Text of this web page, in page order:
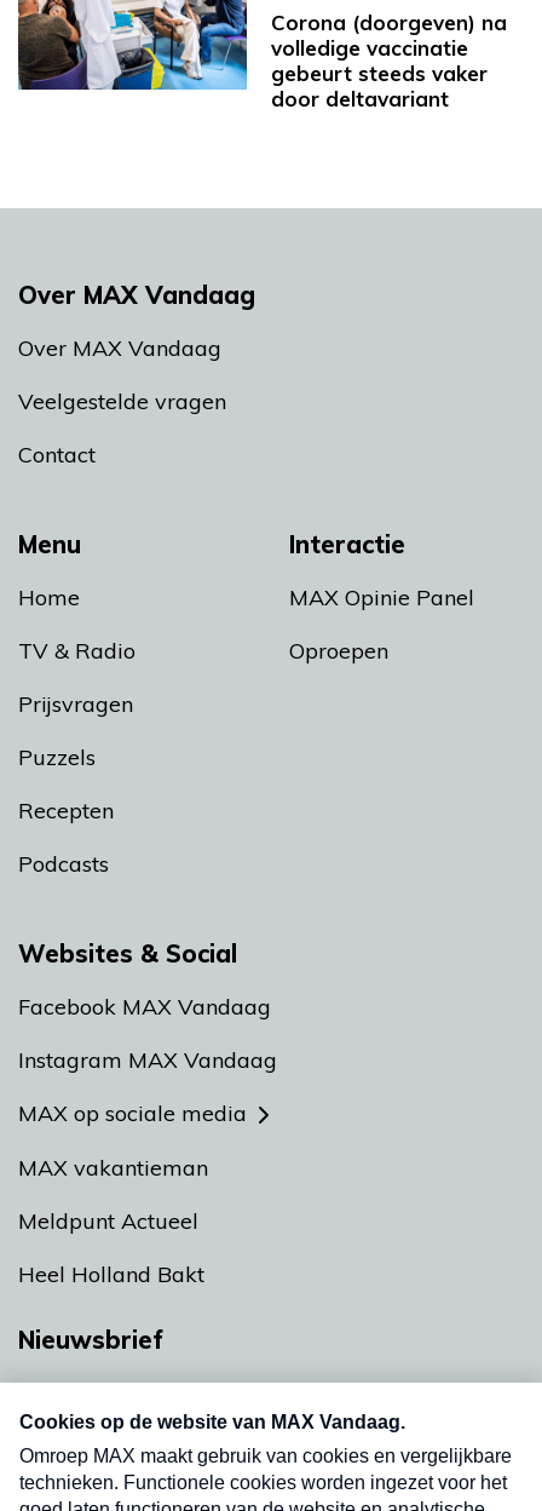
Corona (doorgeven) na
volledige vaccinatie
gebeurt steeds vaker
door deltavariant
Menu
Home
TV & Radio
Prijsvragen
Puzzels
Recepten
Podcasts
Interactie
MAX Opinie Panel
Oproepen
Over MAX Vandaag
Over MAX Vandaag
Veelgestelde vragen
Contact
Websites & Social
Facebook MAX Vandaag
Instagram MAX Vandaag
MAX op sociale media
MAX vakantieman
Meldpunt Actueel
Heel Holland Bakt
Nieuwsbrief
nieuwsbrief. Elke vrijdag- en dinsdagochtend in
uw mailbox.